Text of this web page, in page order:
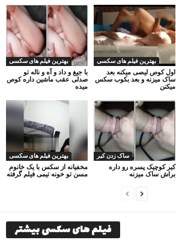
بهترین فیلم های سکسی
با جیغ و داد و آه و ناله تو
صدلی عقب ماشین داره کوص
میده
بهترین فیلم های سکسی
اول کوص لیصی میکنه بعد
ساک میزنه و بعد بکوب سکس
میکنن
بهترین فیلم های سکسی
مخفیانه از سکس با یک خانوم
مسن تو خونه تیمی فیلم گرفته
ساک زدن کیر
کیر کوچیک پسره رو داره
براش ساک میزنه
فیلم های سکسی بیشتر